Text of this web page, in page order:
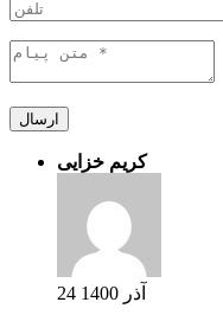
ارسال
کریم خزایی
24 آذر 1400